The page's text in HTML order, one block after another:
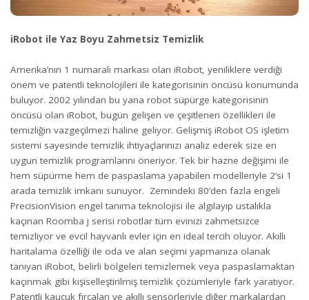
iRobot ile Yaz Boyu Zahmetsiz Temizlik
Amerika’nın 1 numaralı markası olan iRobot, yeniliklere verdiği
önem ve patentli teknolojileri ile kategorisinin öncüsü konumunda
buluyor. 2002 yılından bu yana robot süpürge kategorisinin
öncüsü olan iRobot, bugün gelişen ve çeşitlenen özellikleri ile
temizliğin vazgeçilmezi haline geliyor. Gelişmiş iRobot OS işletim
sistemi sayesinde temizlik ihtiyaçlarınızı analiz ederek size en
uygun temizlik programlarını öneriyor. Tek bir hazne değişimi ile
hem süpürme hem de paspaslama yapabilen modelleriyle 2’si 1
arada temizlik imkanı sunuyor. Zemindeki 80’den fazla engeli
PrecisionVision engel tanıma teknolojisi ile algılayıp ustalıkla
kaçınan Roomba j serisi robotlar tüm evinizi zahmetsizce
temizliyor ve evcil hayvanlı evler için en ideal tercih oluyor. Akıllı
haritalama özelliği ile oda ve alan seçimi yapmanıza olanak
tanıyan iRobot, belirli bölgeleri temizlemek veya paspaslamaktan
kaçınmak gibi kişiselleştirilmiş temizlik çözümleriyle fark yaratıyor.
Patentli kauçuk fırçaları ve akıllı sensörleriyle diğer markalardan